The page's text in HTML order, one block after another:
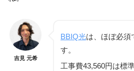
吉見 元希
BBIQ光は、 ほぼ必須
す。
工事費43,560円は標